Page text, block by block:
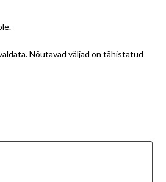
Nõutavad väljad on tähistatud